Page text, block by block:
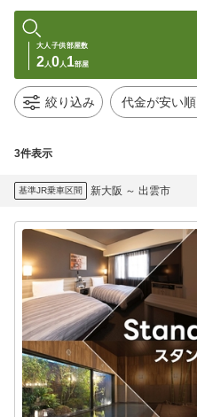
大人
2人
子供
0人
部屋数
1部屋
絞り込み 代金が安い順
3件表示
基準JR乗車区間 新大阪 ～ 出雲市